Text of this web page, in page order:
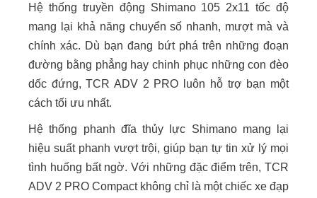
Hệ thống truyền động Shimano 105 2x11 tốc độ
mang lại khả năng chuyển số nhanh, mượt mà và
chính xác. Dù bạn đang bứt phá trên những đoạn
đường bằng phẳng hay chinh phục những con đèo
dốc đứng, TCR ADV 2 PRO luôn hỗ trợ bạn một
cách tối ưu nhất.
Hệ thống phanh đĩa thủy lực Shimano mang lại
hiệu suất phanh vượt trội, giúp bạn tự tin xử lý mọi
tình huống bất ngờ. Với những đặc điểm trên, TCR
ADV 2 PRO Compact không chỉ là một chiếc xe đạp